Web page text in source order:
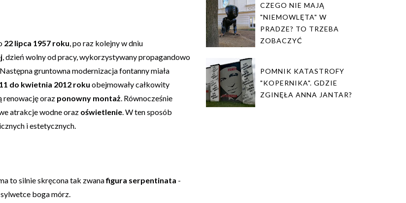
22 lipca 1957 roku, po raz kolejny w dniu
, dzień wolny od pracy, wykorzystywany propagandowo
gruntowna modernizacja fontanny miała
do kwietnia 2012 roku obejmowały całkowity
renowację oraz ponowny montaż. Równocześnie
atrakcje wodne oraz oświetlenie. W ten sposób
i estetycznych.
to silnie skręcona tak zwanafigura serpentinata -
sylwetce boga mórz.
CZEGO NIE MAJĄ
"NIEMOWLĘTA" W
PRADZE? TO TRZEBA
ZOBACZYĆ
POMNIK KATASTROFY
"KOPERNIKA". GDZIE
ZGINĘŁA ANNA JANTAR?